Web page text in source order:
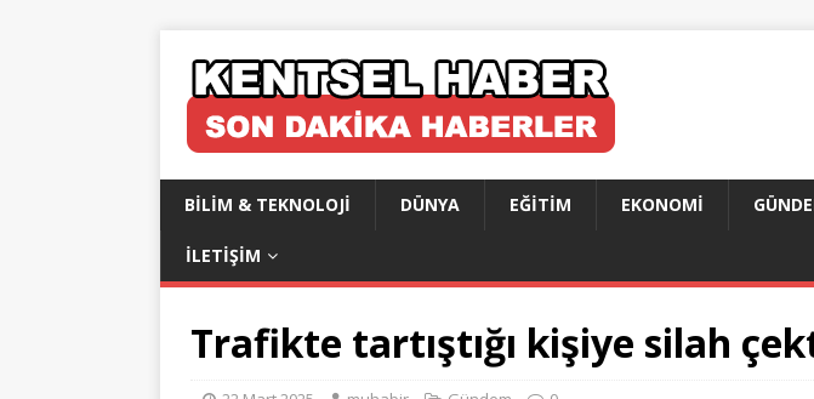
BILIM & TEKNOLOJI DÜNYA EĞITIM EKONOMI
İLETIŞIM
Trafikte tartıştığı kişiye silah